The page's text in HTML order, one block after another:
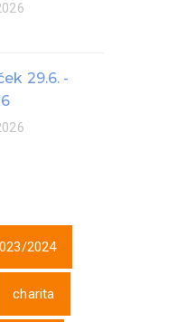
29.6. -
2024
charita